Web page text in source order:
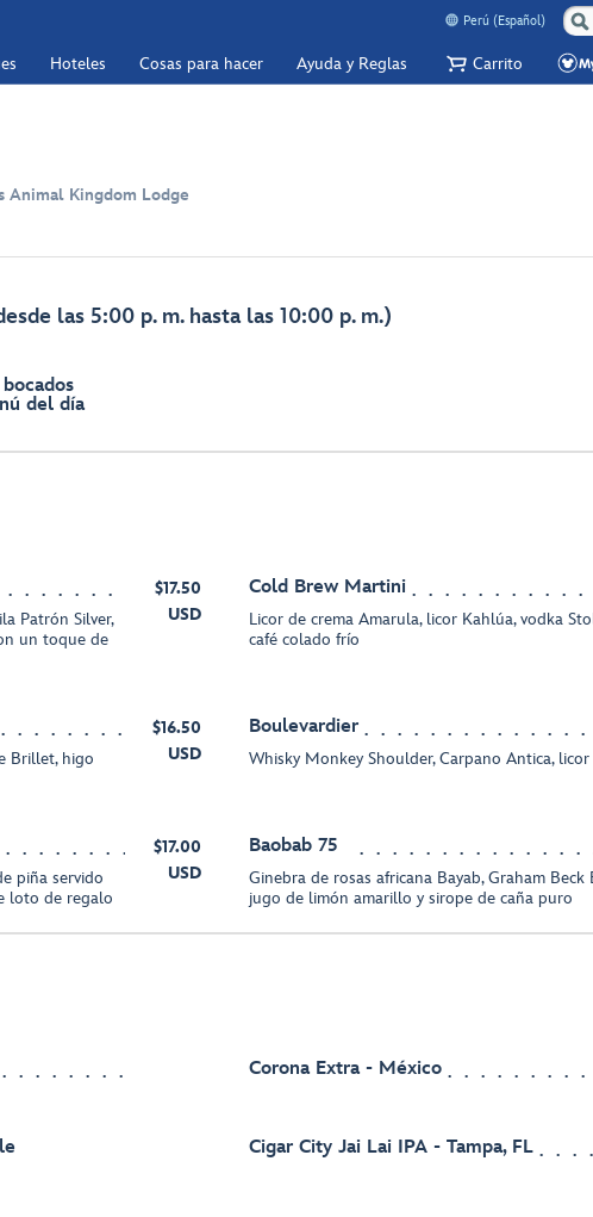
Perú (Español)
Hoteles Cosas para hacer Ayuda y Reglas Carrito
Animal Kingdom Lodge
las 5:00 p. m. hasta las 10:00 p. m.)
del día
Patrón Silver,
un toque de
$17.50
USD
Cold Brew Martini
Licor de crema Amarula, licor Kahlúa, vodka
café colado frío
Brillet, higo
$16.50
USD
Boulevardier
Whisky Monkey Shoulder, Carpano Antica, licor
piña servido
loto de regalo
$17.00
USD
Baobab 75
Ginebra de rosas africana Bayab, Graham Beck
jugo de limón amarillo y sirope de caña puro
Corona Extra - México
Cigar City Jai Lai IPA - Tampa, FL